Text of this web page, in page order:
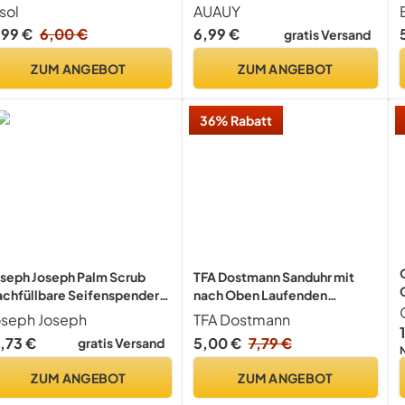
Flaschenöffner,
Gemüseschäler,
Geschenkset
€ 6,00 €
ZUM ANGEBOT
Ohne Anspitze, Wechselkopf
AUAUY
6,99 €
gratis Versand
ZUM ANGEBOT
Joseph Palm Scrub
Seifenspender
und Spülbürste
die Küche mit
grau
Joseph
€
gratis Versand
ZUM ANGEBOT
36% Rabatt
TFA Dostmann Sanduhr mit
nach Oben Laufenden
Kügelchen, Kunststoff, Blau,
7/3/12 cm,
TFA Dostmann
5,00 € 7,79 €
ZUM ANGEBOT